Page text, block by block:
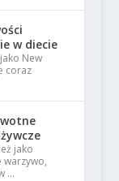
w diecie
New
coraz
jako
warzywo,
…